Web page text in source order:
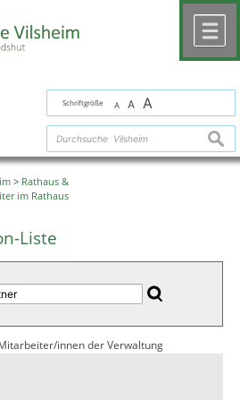
Schriftgröße A A A
> Rathaus &
im Rathaus
Liste
innen der Verwaltung